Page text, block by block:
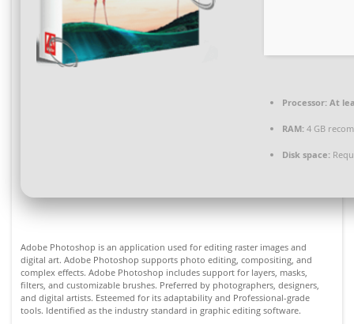
Processor: At
RAM: 4 GB
Disk space:
Adobe Photoshop is an application used for editing raster images and
digital art. Adobe Photoshop supports photo editing, compositing, and
complex effects. Adobe Photoshop includes support for layers, masks,
filters, and customizable brushes. Preferred by photographers, designers,
and digital artists. Esteemed for its adaptability and Professional-grade
tools. Identified as the industry standard in graphic editing software.